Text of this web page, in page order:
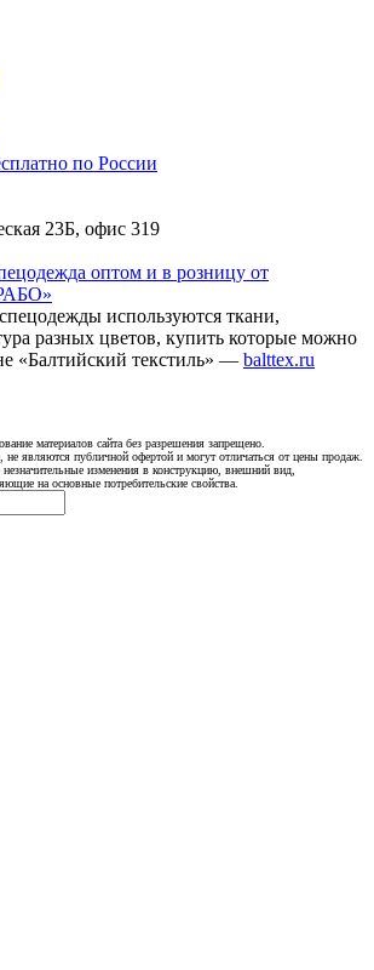
по России
23Б, офис 319
оптом и в розницу от
используются ткани,
разных цветов, купить которые можно
«Балтийский текстиль» — balttex.ru
материалов сайта без разрешения запрещено.
не являются публичной офертой и могут отличаться от цены продаж.
изменения в конструкцию, внешний вид,
на основные потребительские свойства.